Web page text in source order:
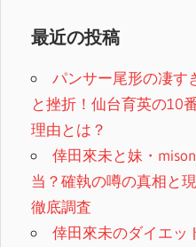
最近の投稿
パンサー尾形の凄す
と挫折！仙台育英の10
理由とは？
倖田來未と妹・
当？確執の噂の真相と
徹底調査
倖田來未のダイエッ